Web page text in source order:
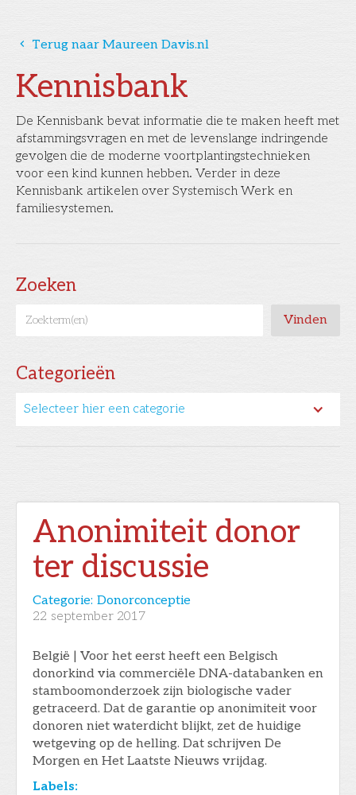
Kennisbank
De Kennisbank bevat informatie die te maken heeft met
afstammingsvragen en met de levenslange indringende
gevolgen die de moderne voortplantingstechnieken
voor een kind kunnen hebben. Verder in deze
Kennisbank artikelen over Systemisch Werk en
familiesystemen.
Zoeken
Categorieën
Selecteer hier een categorie
󰅁 Terug naar Maureen Davis.nl
Anonimiteit donor
ter discussie
Categorie: Donorconceptie
22 september 2017
België | Voor het eerst heeft een Belgisch
donorkind via commerciële DNA-databanken en
stamboomonderzoek zijn biologische vader
getraceerd. Dat de garantie op anonimiteit voor
donoren niet waterdicht blijkt, zet de huidige
wetgeving op de helling. Dat schrijven De
Morgen en Het Laatste Nieuws vrijdag.
Labels: